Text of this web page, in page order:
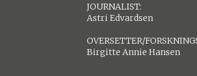
JOURNALIST:
Astri Edvardsen
OVERSETTER/
Birgitte Annie Hansen